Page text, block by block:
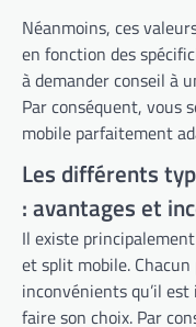
Néanmoins, ces
en fonction des
à demander conseil à
Par conséquent, vous
mobile parfaitement
Les différents
: avantages et
Il existe
et split mobile.
inconvénients qu’il
faire son choix. Par